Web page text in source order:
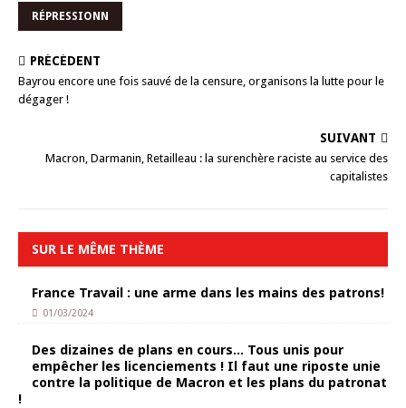
RÉPRESSIONN
PRÉCÉDENT
Bayrou encore une fois sauvé de la censure, organisons la lutte pour le
dégager !
SUIVANT
Macron, Darmanin, Retailleau : la surenchère raciste au service des
capitalistes
SUR LE MÊME THÈME
France Travail : une arme dans les mains des patrons!
01/03/2024
Des dizaines de plans en cours… Tous unis pour
empêcher les licenciements ! Il faut une riposte unie
contre la politique de Macron et les plans du patronat
!